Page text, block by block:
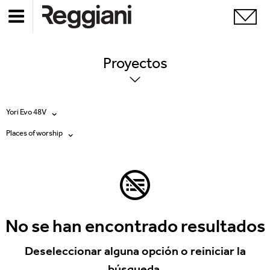
Proyectos
Yori Evo 48V
Todos los productos
Mood Evo
Traceline System
Places of worship
No se han encontrado resultados
Deseleccionar alguna opción o reiniciar la